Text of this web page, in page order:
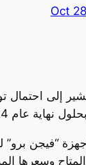
Oct
إلى احتمال
“فيجن برو”